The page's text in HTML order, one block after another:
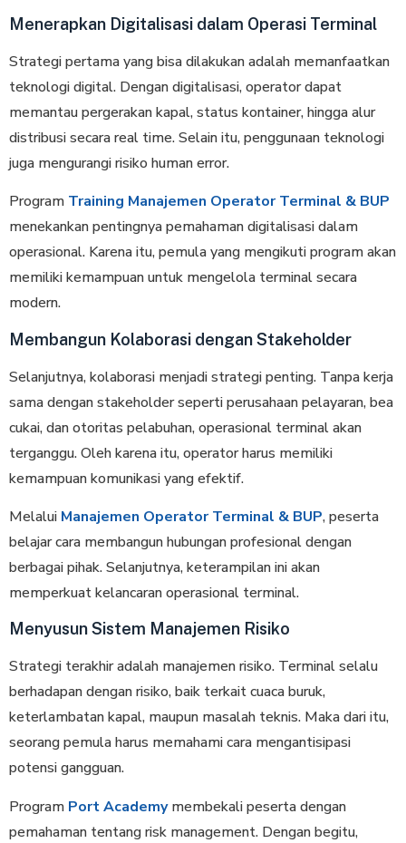
Menerapkan Digitalisasi dalam Operasi Terminal
Strategi pertama yang bisa dilakukan adalah memanfaatkan
teknologi digital. Dengan digitalisasi, operator dapat
memantau pergerakan kapal, status kontainer, hingga alur
distribusi secara real time. Selain itu, penggunaan teknologi
juga mengurangi risiko human error.
Program Training Manajemen Operator Terminal & BUP
menekankan pentingnya pemahaman digitalisasi dalam
operasional. Karena itu, pemula yang mengikuti program akan
memiliki kemampuan untuk mengelola terminal secara
modern.
Membangun Kolaborasi dengan Stakeholder
Selanjutnya, kolaborasi menjadi strategi penting. Tanpa kerja
sama dengan stakeholder seperti perusahaan pelayaran, bea
cukai, dan otoritas pelabuhan, operasional terminal akan
terganggu. Oleh karena itu, operator harus memiliki
kemampuan komunikasi yang efektif.
Melalui Manajemen Operator Terminal & BUP, peserta
belajar cara membangun hubungan profesional dengan
berbagai pihak. Selanjutnya, keterampilan ini akan
memperkuat kelancaran operasional terminal.
Menyusun Sistem Manajemen Risiko
Strategi terakhir adalah manajemen risiko. Terminal selalu
berhadapan dengan risiko, baik terkait cuaca buruk,
keterlambatan kapal, maupun masalah teknis. Maka dari itu,
seorang pemula harus memahami cara mengantisipasi
potensi gangguan.
Program Port Academymembekali peserta dengan
pemahaman tentang risk management. Dengan begitu,